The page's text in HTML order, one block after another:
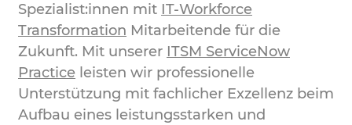
Spezialist:innen mit IT-Workforce
Transformation Mitarbeitende für die
Zukunft. Mit unserer ITSM ServiceNow
Practice leisten wir professionelle
Unterstützung mit fachlicher Exzellenz beim
Aufbau eines leistungsstarken und